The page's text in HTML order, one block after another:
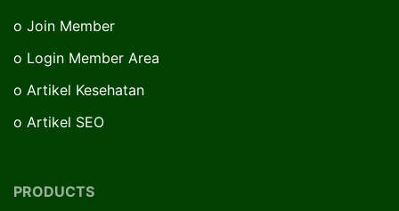
o Join Member
o Login Member Area
o Artikel Kesehatan
o Artikel SEO
PRODUCTS